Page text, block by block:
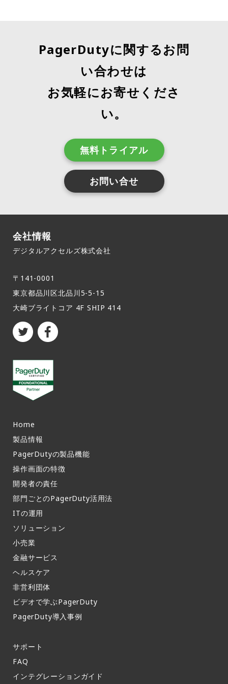
PagerDutyに関するお問
い合わせは
お気軽にお寄せくださ
い。
無料トライアル
お問い合せ
会社情報
デジタルアクセルズ株式会社
〒141-0001
東京都品川区北品川5-5-15​
大崎ブライトコア 4F SHIP 414
Home
製品情報​
PagerDutyの製品機能​
操作画面の特徴​
開発者の責任
部門ごとのPagerDuty活用法​
ITの運用​
ソリューション
小売業
金融サービス
ヘルスケア
非営利団体
ビデオで学ぶPagerDuty
PagerDuty導入事例​
サポート​
FAQ​
インテグレーションガイド​